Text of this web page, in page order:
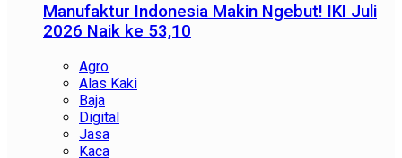
Manufaktur Indonesia Makin Ngebut! IKI Juli
2026 Naik ke 53,10
Agro
Alas Kaki
Baja
Digital
Jasa
Kaca